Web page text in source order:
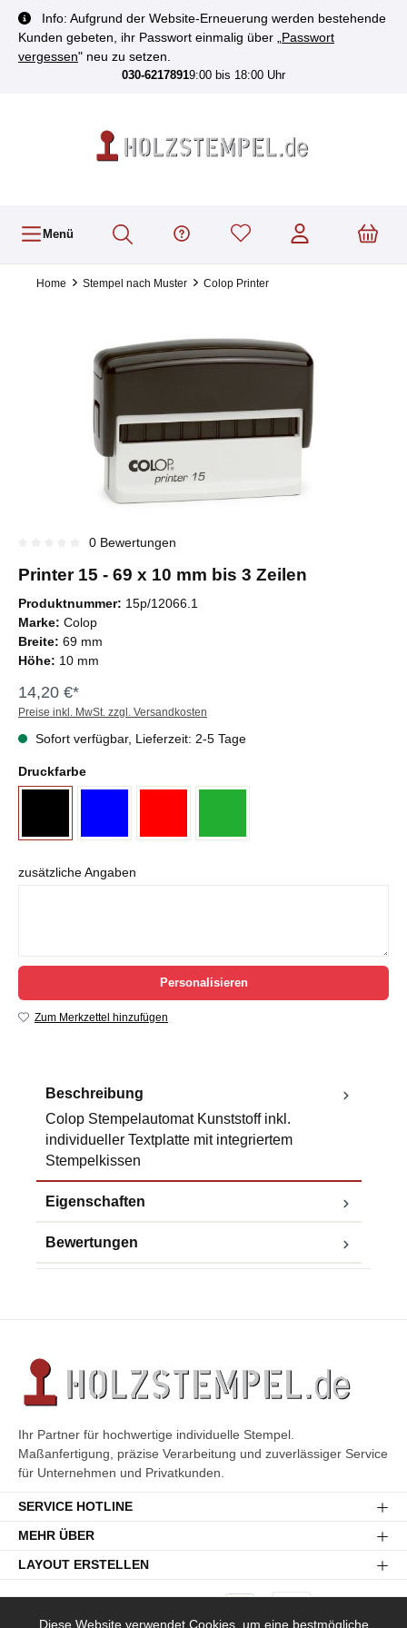
springen
Info: Aufgrund der Website-Erneuerung werden bestehende
Kunden gebeten, ihr Passwort einmalig über „ Passwort
vergessen" neu zu setzen.
030-62178919:00 bis 18:00 Uhr
Menü
Home Stempel nach Muster Colop Printer
0 Bewertungen
Printer 15 - 69 x 10 mm bis 3 Zeilen
Produktnummer: 15p/12066.1
Marke: Colop
Breite: 69 mm
Höhe: 10 mm
14,20 €*
Preise inkl. MwSt. zzgl. Versandkosten
Sofort verfügbar, Lieferzeit: 2-5 Tage
Druckfarbe
zusätzliche Angaben
Personalisieren
Zum Merkzettel hinzufügen
Beschreibung
Colop Stempelautomat Kunststoff inkl.
individueller Textplatte mit integriertem
Stempelkissen
Eigenschaften
Bewertungen
Ihr Partner für hochwertige individuelle Stempel.
Maßanfertigung, präzise Verarbeitung und zuverlässiger Service
für Unternehmen und Privatkunden.
SERVICE HOTLINE
MEHR ÜBER
LAYOUT ERSTELLEN
Diese Website verwendet Cookies, um eine bestmögliche